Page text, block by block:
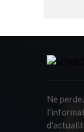
Ne